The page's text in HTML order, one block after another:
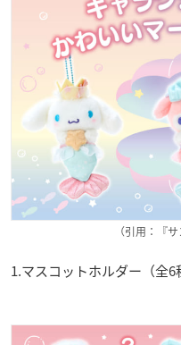
（引用：『サ
1.マスコットホルダー（全6